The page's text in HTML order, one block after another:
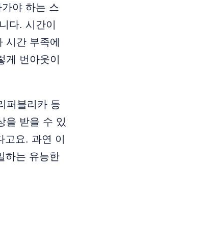
야 하는 스
다. 시간이
시간 부족에
번아웃이
퍼블리카 등
을 받을 수 있
요. 과연 이
하는 유능한